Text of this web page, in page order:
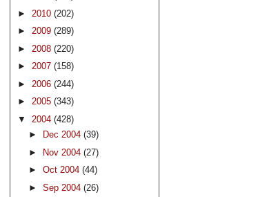
► 2010 (202)
► 2009 (289)
► 2008 (220)
► 2007 (158)
► 2006 (244)
► 2005 (343)
▼ 2004 (428)
►
Dec 2004 (39)
► Nov 2004 (27)
► Oct 2004 (44)
► Sep 2004 (26)